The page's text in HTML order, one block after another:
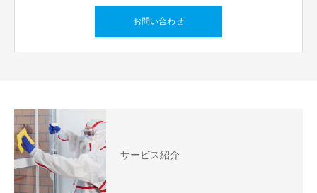
お問い合わせ
サービス紹介